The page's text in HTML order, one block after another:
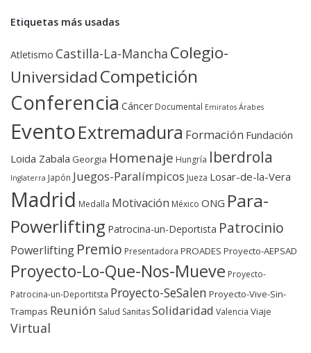
Etiquetas más usadas
Atletismo Castilla-La-Mancha Colegio-
UniversidadCompetición
Conferencia Cáncer Documental Emiratos Árabes
EventoExtremadura Formación Fundación
Loida Zabala Georgia Homenaje Hungría Iberdrola
Inglaterra Japón Juegos-Paralímpicos Jueza Losar-de-la-Vera
Madrid Medalla Motivación México ONG Para-
Powerlifting Patrocina-un-Deportista Patrocinio
Powerlifting Premio Presentadora PROADES Proyecto-AEPSAD
Proyecto-Lo-Que-Nos-Mueve Proyecto-
Patrocina-un-Deportitsta Proyecto-SeSalen Proyecto-Vive-Sin-
Trampas Reunión Salud SanitasSolidaridad Valencia Viaje
Virtual